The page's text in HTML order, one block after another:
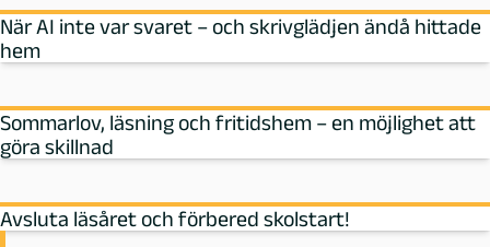
När AI inte var svaret – och skrivglädjen ändå hittade
hem
Sommarlov, läsning och fritidshem – en möjlighet att
göra skillnad
Avsluta läsåret och förbered skolstart!